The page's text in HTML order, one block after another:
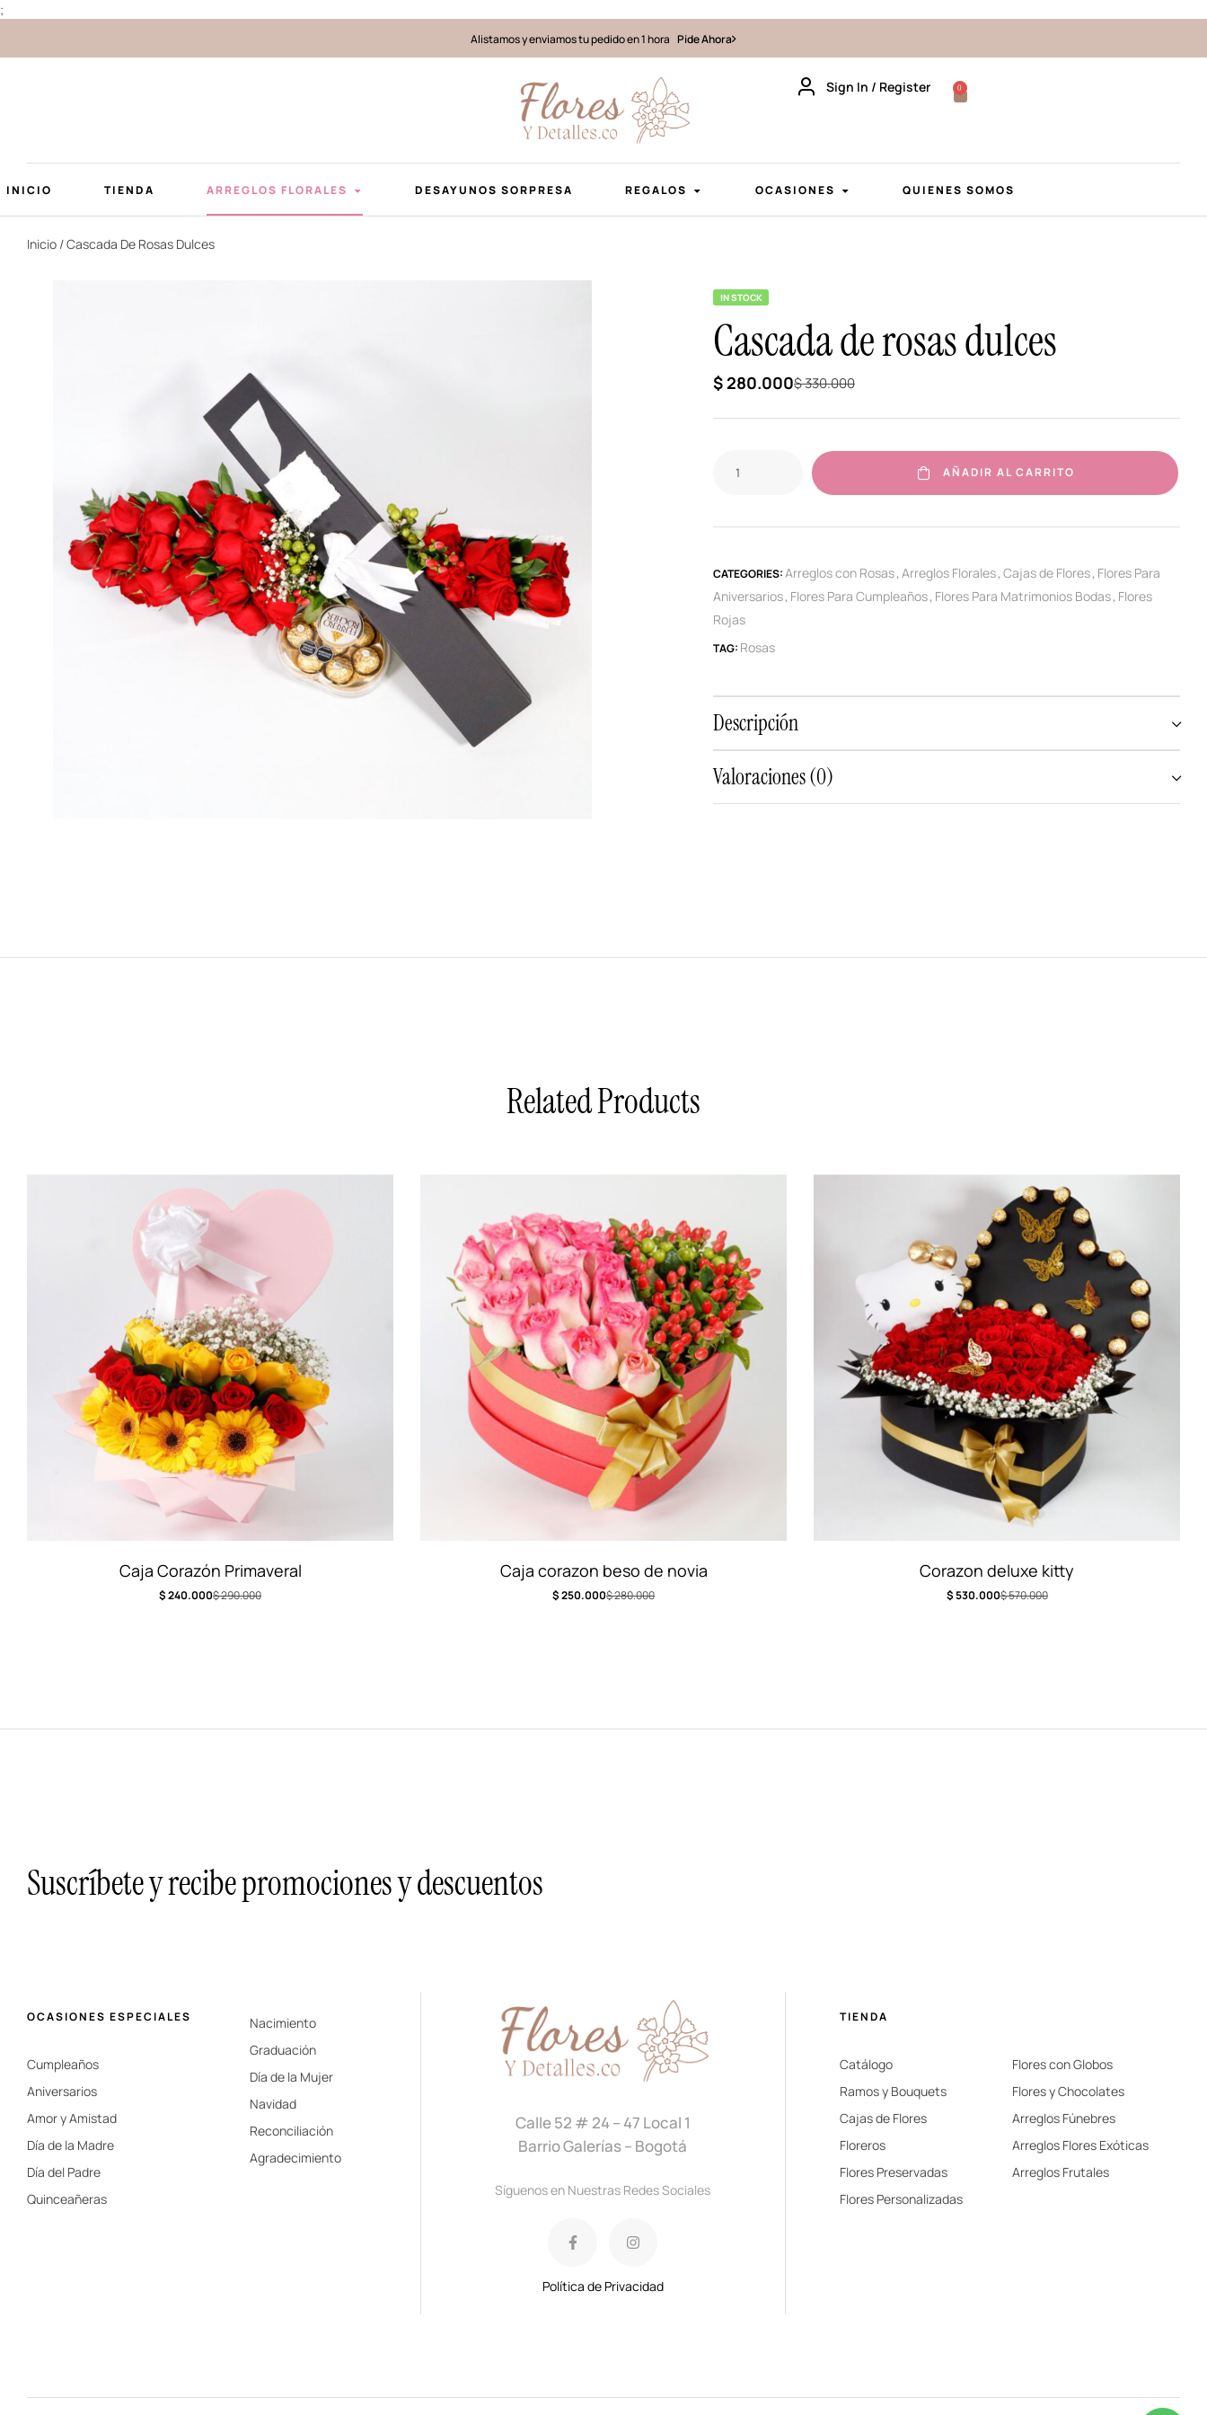
;
Alistamos y enviamos tu pedido en 1 hora Pide Ahora
Sign In / Register 0
INICIO TIENDA ARREGLOS FLORALES DESAYUNOS SORPRESA REGALOS OCASIONES QUIENES SOMOS
Inicio / Cascada De Rosas Dulces
IN STOCK
Cascada de rosas dulces
$330.000
$ 280.000
AÑADIR AL CARRITO
CATEGORIES:Arreglos con Rosas, Arreglos Florales, Cajas de Flores, Flores Para
Aniversarios, Flores Para Cumpleaños, Flores Para Matrimonios Bodas, Flores
Rojas
TAG: Rosas
Descripción
Valoraciones (0)
Related Products
Caja Corazón Primaveral
$290.000
$240.000
Caja corazon beso de novia
$280.000
$250.000
Corazon deluxe kitty
$570.000
$530.000
Suscríbete y recibe promociones y descuentos
OCASIONES ESPECIALES
Cumpleaños
Aniversarios
Amor y Amistad
Día de la Madre
Día del Padre
Quinceañeras
Nacimiento
Graduación
Día de la Mujer
Navidad
Reconciliación
Agradecimiento
Calle 52 # 24 – 47 Local 1
Barrio Galerías – Bogotá
Síguenos en Nuestras Redes Sociales
Política de Privacidad
TIENDA
Catálogo
Ramos y Bouquets
Cajas de Flores
Floreros
Flores Preservadas
Flores Personalizadas
Flores con Globos
Flores y Chocolates
Arreglos Fúnebres
Arreglos Flores Exóticas
Arreglos Frutales